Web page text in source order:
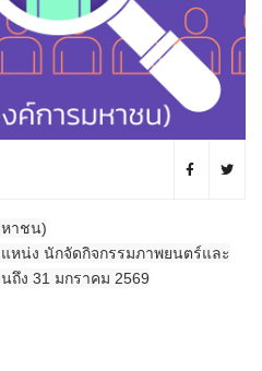
าชน)
หน่ง นักจัดกิจกรรมภาพยนตร์และ
ถึง 31 มกราคม 2569